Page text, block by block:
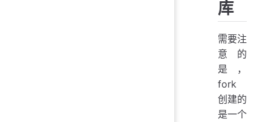
库
需要注
意的
是，
fork
创建的
是一个